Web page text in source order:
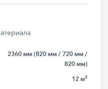
2360 мм (820 мм / 720 мм /
820 мм)
12 м³